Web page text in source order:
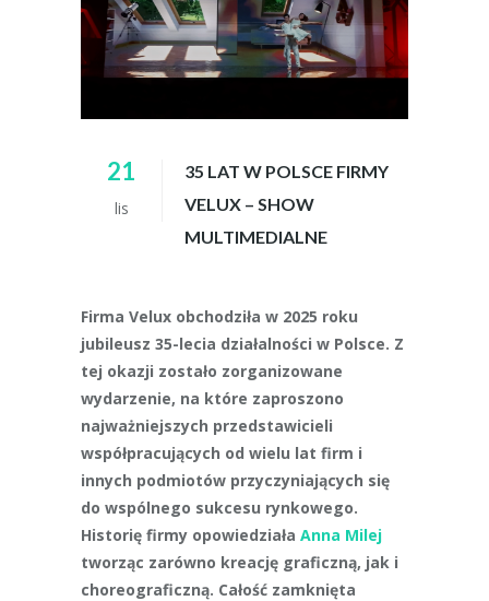
21
lis
35 LAT W POLSCE FIRMY
VELUX – SHOW
MULTIMEDIALNE
Firma Velux obchodziła w 2025 roku
jubileusz 35-lecia działalności w Polsce. Z
tej okazji zostało zorganizowane
wydarzenie, na które zaproszono
najważniejszych przedstawicieli
współpracujących od wielu lat firm i
innych podmiotów przyczyniających się
do wspólnego sukcesu rynkowego.
Historię firmy opowiedziała Anna Milej
tworząc zarówno kreację graficzną, jak i
choreograficzną. Całość zamknięta